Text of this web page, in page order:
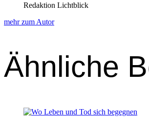
Redaktion Lichtblick
mehr zum Autor
Ähnliche